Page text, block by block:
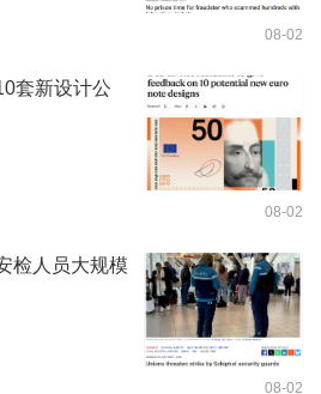
08-02
套新设计公
08-02
检人员大规模
08-02